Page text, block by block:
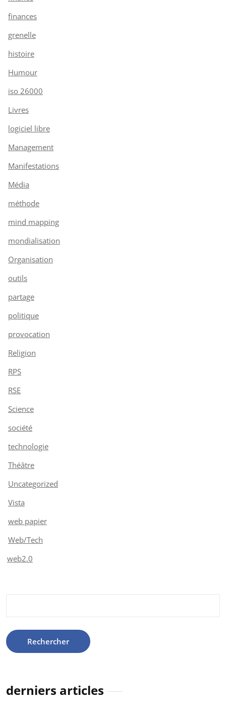
finances
grenelle
histoire
Humour
iso 26000
Livres
logiciel libre
Management
Manifestations
Média
méthode
mind mapping
mondialisation
Organisation
outils
partage
politique
provocation
Religion
RPS
RSE
Science
société
technologie
Théâtre
Uncategorized
Vista
web papier
Web/Tech
web2.0
derniers articles